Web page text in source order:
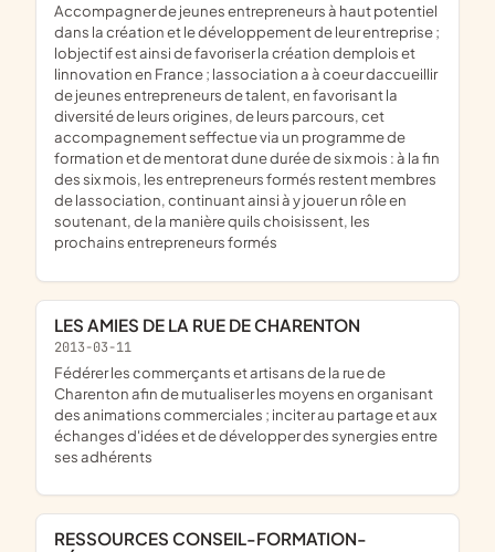
accompagner de jeunes entrepreneurs à haut potentiel
dans la création et le développement de leur entreprise ;
lobjectif est ainsi de favoriser la création demplois et
linnovation en France ; lassociation a à coeur daccueillir
de jeunes entrepreneurs de talent, en favorisant la
diversité de leurs origines, de leurs parcours, cet
accompagnement seffectue via un programme de
formation et de mentorat dune durée de six mois : à la fin
des six mois, les entrepreneurs formés restent membres
de lassociation, continuant ainsi à y jouer un rôle en
soutenant, de la manière quils choisissent, les
prochains entrepreneurs formés
LES AMIES DE LA RUE DE CHARENTON
2013-03-11
fédérer les commerçants et artisans de la rue de
Charenton afin de mutualiser les moyens en organisant
des animations commerciales ; inciter au partage et aux
échanges d'idées et de développer des synergies entre
ses adhérents
RESSOURCES CONSEIL-FORMATION-